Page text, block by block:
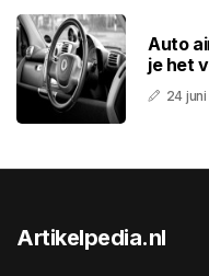
Auto
je het
24
Artikelpedia.nl